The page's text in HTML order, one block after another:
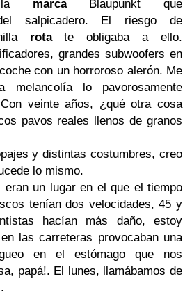
la marcaBlaupunkt que
del salpicadero. El riesgo de
rotate obligaba a ello.
grandes subwoofers en
con un horroroso alerón. Me
melancolía lo pavorosamente
veinte años, ¿qué otra cosa
pavos reales llenos de granos
y distintas costumbres, creo
lo mismo.
eran un lugar en el que el tiempo
tenían dos velocidades, 45 y
hacían más daño, estoy
las carreteras provocaban una
en el estómago que nos
papá!. El lunes, llamábamos de